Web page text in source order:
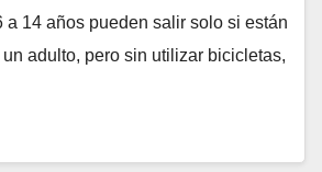
a 14 años pueden salir solo si están
adulto, pero sin utilizar bicicletas,